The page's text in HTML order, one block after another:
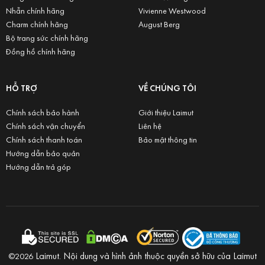
Nhẫn chính hãng
Charm chính hãng
Bộ trang sức chính hãng
Đồng hồ chính hãng
Vivienne Westwood
August Berg
HỖ TRỢ
Chính sách bảo hành
Chính sách vận chuyển
Chính sách thanh toán
Hướng dẫn bảo quản
Hướng dẫn trả góp
VỀ CHÚNG TÔI
Giới thiệu Laimut
Liên hệ
Bảo mật thông tin
©2026 Laimut. Nội dung và hình ảnh thuộc quyền sở hữu của Laimut